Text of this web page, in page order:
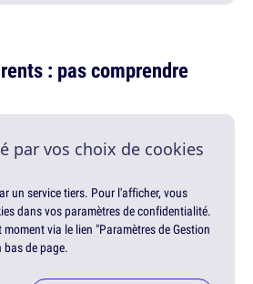
: pas comprendre
par vos choix de cookies
un service tiers. Pour l'afficher, vous
dans vos paramètres de confidentialité.
via le lien "Paramètres de Gestion
de page.